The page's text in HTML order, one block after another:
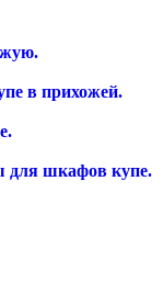
в прихожей.
для шкафов купе.